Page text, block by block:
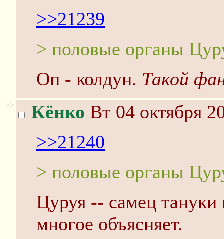
>>21239
> половые органы
Оп - колдун. Такой
>> Кёнко Вт 04 октября
>>21240
> половые органы
Цуруя -- самец
многое объясняет.